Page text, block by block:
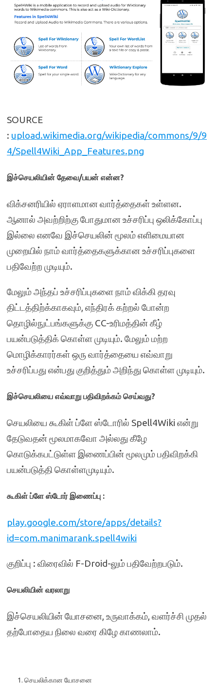
SOURCE
: upload.wikimedia.org/wikipedia/commons/9/9
4/Spell4Wiki_App_Features.png
இச்செயலியின் தேவை/பயன் என்ன?
விக்சனரியில் ஏராளமான வார்த்தைகள் உள்ளன.
ஆனால் அவற்றிற்கு போதுமான உச்சரிப்பு ஒலிக்கோப்பு
இல்லை எனவே இச்செயலின் மூலம் எளிமையான
முறையில் நாம் வார்த்தைகளுக்கான உச்சரிப்புகளை
பதிவேற்ற முடியும்.
மேலும் அந்தப் உச்சரிப்புகளை நாம் விக்கி தரவு
திட்டத்திற்க்காகவும், எந்திரக் கற்றல் போன்ற
தொழில்நுட்பங்களுக்கு CC-உரிமத்தின் கீழ்
பயன்படுத்திக் கொள்ள முடியும். மேலும் மற்ற
மொழிக்காரர்கள் ஒரு வார்த்தையை எவ்வாறு
உச்சரிப்பது என்பது குறித்தும் அறிந்து கொள்ள முடியும்.
இச்செயலியை எவ்வாறு பதிவிறக்கம் செய்வது?
செயலியை கூகிள் ப்ளே ஸ்டோரில் Spell4Wiki என்று
தேடுவதன் மூலமாகவோ அல்லது கீழே
கொடுக்கபட்டுள்ள இணைப்பின் மூலமும் பதிவிறக்கி
பயன்படுத்தி கொள்ளமுடியும்.
கூகிள் ப்ளே ஸ்டோர் இணைப்பு :
play.google.com/store/apps/details?
id=com.manimarank.spell4wiki
குறிப்பு : விரைவில் F-Droid-லும் பதிவேற்றபடும்.
செயலியின் வரலாறு
இச்செயலியின் யோசனை, உருவாக்கம், வளர்ச்சி முதல்
தற்போதைய நிலை வரை கிழே காணலாம்.
செயலிக்கான யோசனை